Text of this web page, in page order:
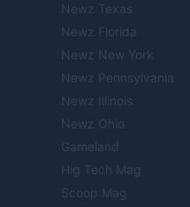
Newz Texas
Newz Florida
Newz New York
Newz Pennsylvania
Newz Illinois
Newz Ohio
Gameland
Hig Tech Mag
Scoop Mag